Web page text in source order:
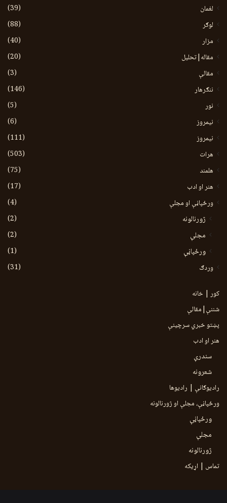
لغمان
(39)
لوګر
(88)
مزار
(40)
مقاله|تحلیل
(20)
مقالې
(3)
ننګرهار
(146)
نور
(5)
نيمروز
(6)
نیمروز
(111)
هرات
(503)
هلمند
(75)
هنر او ادب
(17)
ورځپاڼې او مجلې
(4)
ژورنالونه
(2)
مجلې
(2)
ورځپاڼې
(1)
وردګ
(31)
کور | خانه
شننې|مقالې
پښتو خبري سرچينې
هنر او ادب
سندرې
شعرونه
رادیوګانې | رادیوها
ورځپاڼې، مجلې او ژورنالونه
ورځپاڼې
مجلې
ژورنالونه
تماس | اړیکه